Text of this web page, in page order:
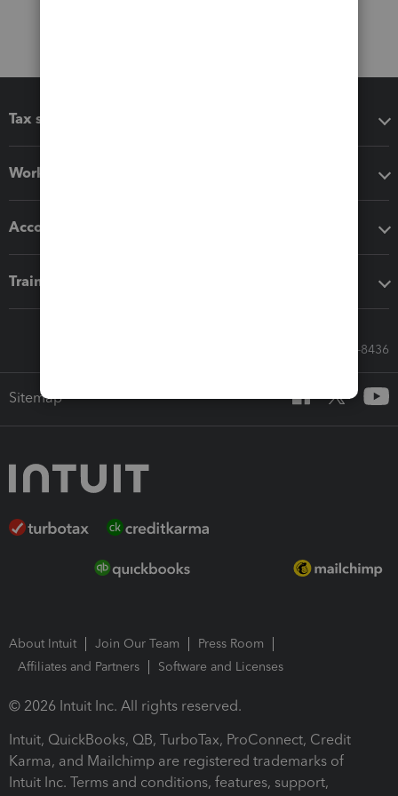
Tax software
Workflow add-ons
Accounting solutions
Training & support
Call Sales: 833-564-8436
Sitemap
About Intuit Join Our Team
Press Room
Affiliates and Partners
Software and Licenses
© 2026 Intuit Inc. All rights reserved.
Intuit, QuickBooks, QB, TurboTax, ProConnect, Credit
Karma, and Mailchimp are registered trademarks of
Intuit Inc. Terms and conditions, features, support,